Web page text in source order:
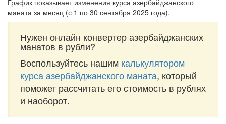
График показывает изменения курса азербайджанского
маната за месяц (с 1 по 30 сентября 2025 года).
Нужен онлайн конвертер азербайджанских
манатов в рубли?
Воспользуйтесь нашим калькулятором
курса азербайджанского маната, который
поможет рассчитать его стоимость в рублях
и наоборот.